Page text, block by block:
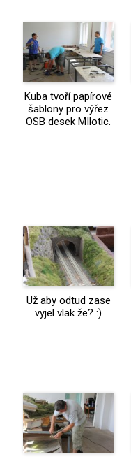
Kuba tvoří papírové
šablony pro výřez
OSB desek MIlotic.
Už aby odtud zase
vyjel vlak že? :)